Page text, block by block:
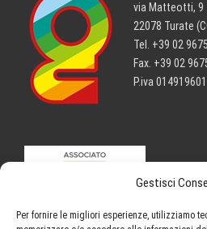
Gestisci
Per fornire le migliori esperienze, utilizziamo
via Matteotti, 9
22078 Turate
Tel. +39 02
Fax. +39 02
P.iva